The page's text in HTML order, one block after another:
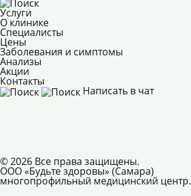
Услуги
О клинике
Специалисты
Цены
Заболевания и симптомы
Анализы
Акции
Контакты
Написать в чат
©2026 Все права защищены.
ООО «Будьте здоровы» (Самара)
многопрофильный медицинский центр.